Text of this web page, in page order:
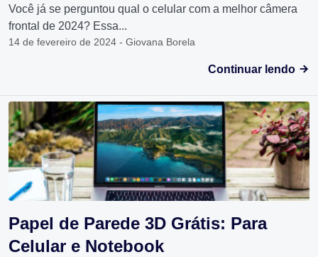
Você já se perguntou qual o celular com a melhor câmera
frontal de 2024? Essa...
14 de fevereiro de 2024 - Giovana Borela
Continuar lendo
Papel de Parede 3D Grátis: Para
Celular e Notebook